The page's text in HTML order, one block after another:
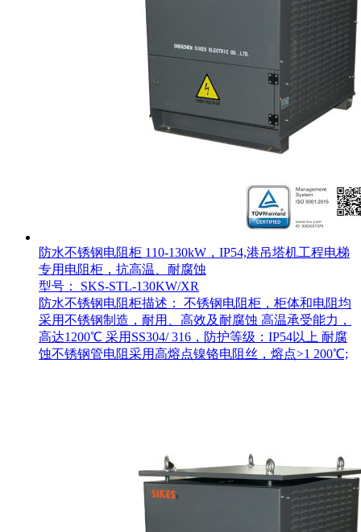
防水不锈钢电阻柜 110-130kW，IP54,港吊塔机工程电梯
专用电阻柜，抗高温、耐腐蚀
型号： SKS-STL-130KW/XR
防水不锈钢电阻柜描述： 不锈钢电阻柜，柜体和电阻均
采用不锈钢制造，耐用、高效及耐腐蚀 高温承受能力，
高达1200℃ 采用SS304/ 316，防护等级：IP54以上 耐腐
蚀不锈钢管电阻采用高熔点镍铬电阻丝，熔点>1 200℃;